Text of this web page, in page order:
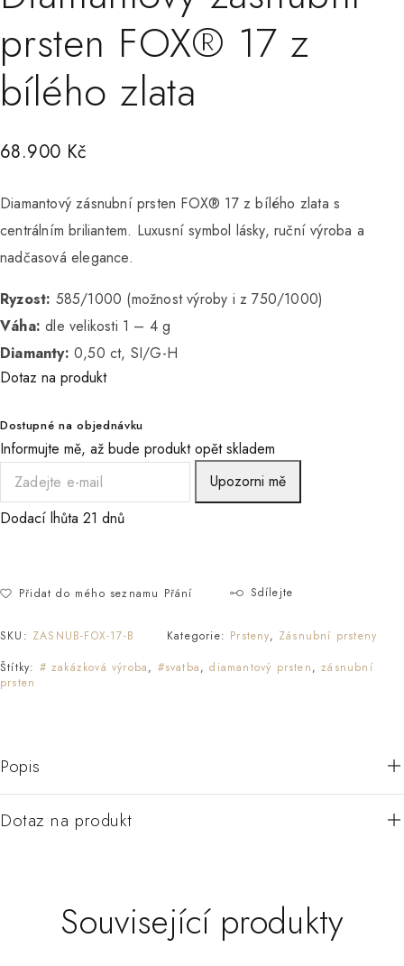
prsten FOX® 17 z
bílého zlata
68.900 Kč
Diamantový zásnubní prsten FOX® 17 z bílého zlata s
centrálním briliantem. Luxusní symbol lásky, ruční výroba a
nadčasová elegance.
Ryzost: 585/1000 (možnost výroby i z 750/1000)
Váha: dle velikosti 1 – 4 g
Diamanty: 0,50 ct, SI/G-H
Dotaz na produkt
Dostupné na objednávku
Informujte mě, až bude produkt opět skladem
Upozorni mě
Dodací lhůta 21 dnů
Přidat do mého seznamu Přání Sdílejte
SKU: ZASNUB-FOX-17-B Kategorie: Prsteny, Zásnubní prsteny
Štítky: # zakázková výroba, #svatba,diamantový prsten,zásnubní
prsten
Popis
Dotaz na produkt
Související produkty